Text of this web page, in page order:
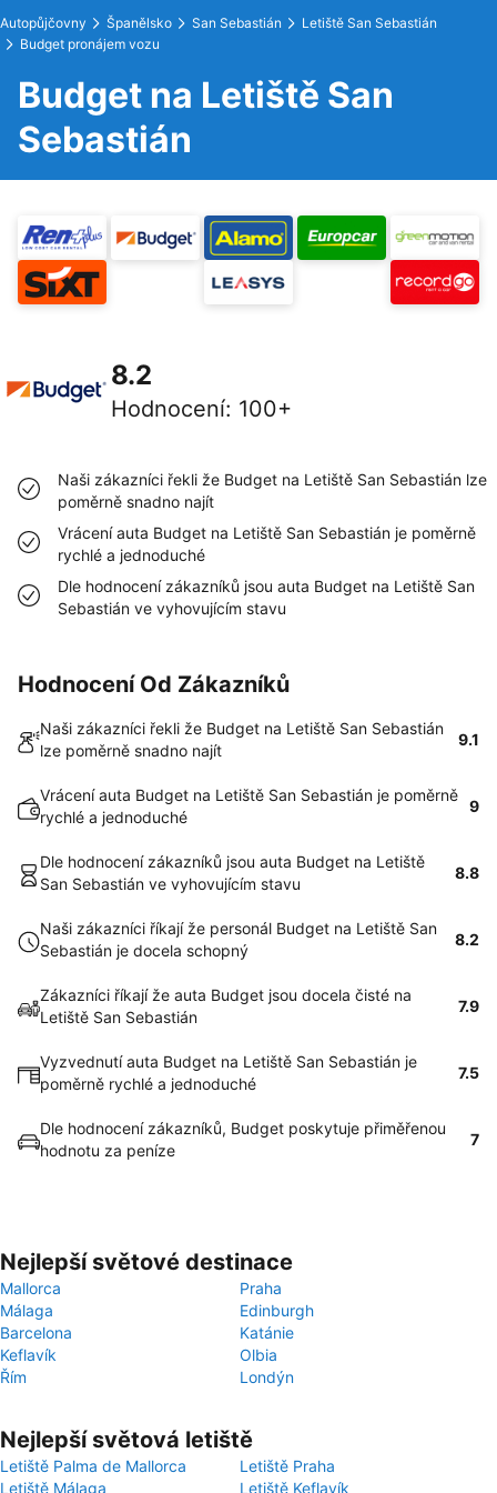
Autopůjčovny Španělsko San Sebastián
Letiště San Sebastián
Budget pronájem vozu
Budget na Letiště San
Sebastián
8.2
Hodnocení: 100+
Naši zákazníci řekli že Budget na Letiště San Sebastián lze
poměrně snadno najít
Vrácení auta Budget na Letiště San Sebastián je poměrně
rychlé a jednoduché
Dle hodnocení zákazníků jsou auta Budget na Letiště San
Sebastián ve vyhovujícím stavu
Hodnocení Od Zákazníků
Naši zákazníci řekli že Budget na Letiště San Sebastián
lze poměrně snadno najít
9.1
Vrácení auta Budget na Letiště San Sebastián je poměrně
rychlé a jednoduché
9
Dle hodnocení zákazníků jsou auta Budget na Letiště
San Sebastián ve vyhovujícím stavu
8.8
Naši zákazníci říkají že personál Budget na Letiště San
Sebastián je docela schopný
8.2
Zákazníci říkají že auta Budget jsou docela čisté na
Letiště San Sebastián
7.9
Vyzvednutí auta Budget na Letiště San Sebastián je
poměrně rychlé a jednoduché
7.5
Dle hodnocení zákazníků, Budget poskytuje přiměřenou
hodnotu za peníze
7
Nejlepší světové destinace
Mallorca
Praha
Málaga
Edinburgh
Barcelona
Katánie
Keflavík
Olbia
Řím
Londýn
Nejlepší světová letiště
Letiště Palma de Mallorca
Letiště Praha
Letiště Málaga
Letiště Keflavík